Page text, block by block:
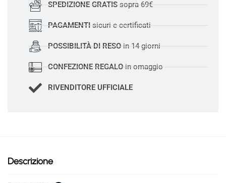
SPEDIZIONE GRATISsopra 69€
PAGAMENTI sicuri e certificati
POSSIBILITÀ DI RESO in 14 giorni
CONFEZIONE REGALOin omaggio
RIVENDITORE UFFICIALE
Descrizione